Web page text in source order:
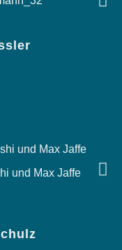
und Max Jaffe